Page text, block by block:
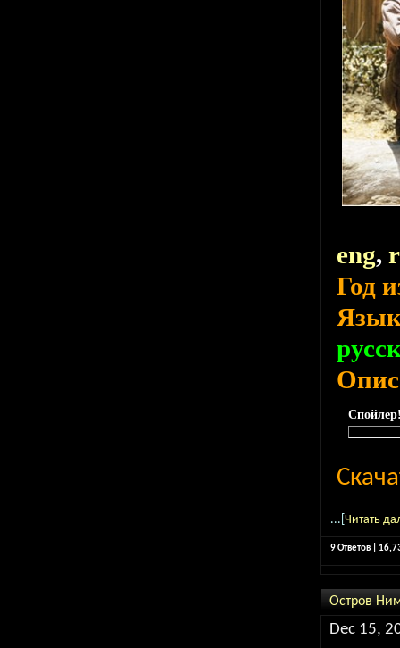
eng,
Год
...[ Читать
9 Ответов |
Остров
Dec 15,